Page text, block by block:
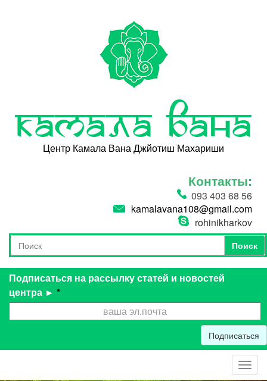
Камала Вана
Центр Камала Вана Джйотиш Махариши
Контакты:
093 403 68 56
kamalavana108@gmail.com
rohinikharkov
Форма поиска
Поиск
Поиск
Подписаться на рассылку статей и новостей
центра ► *
Подписаться